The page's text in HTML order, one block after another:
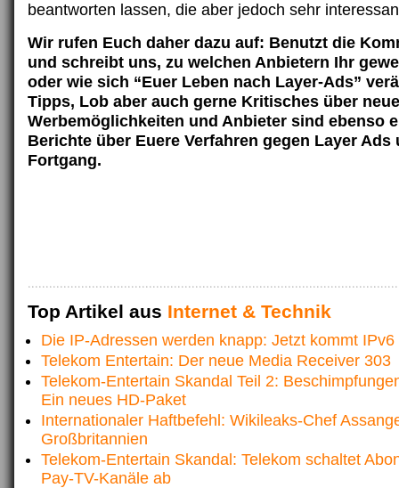
beantworten lassen, die aber jedoch sehr
Wir rufen Euch daher dazu auf: Benutzt die
und schreibt uns, zu welchen Anbietern Ihr
oder wie sich “Euer Leben nach Layer-Ads”
Tipps, Lob aber auch gerne Kritisches über
Werbemöglichkeiten und Anbieter sind ebenso
Berichte über Euere Verfahren gegen Layer Ads
Fortgang.
Top Artikel aus Internet & Technik
Die IP-Adressen werden knapp: Jetzt kommt IPv6
Telekom Entertain: Der neue Media Receiver 303
Telekom-Entertain Skandal Teil 2:
Ein neues HD-Paket
Internationaler Haftbefehl: Wikileaks-Chef
Großbritannien
Telekom-Entertain Skandal: Telekom schaltet
Pay-TV-Kanäle ab